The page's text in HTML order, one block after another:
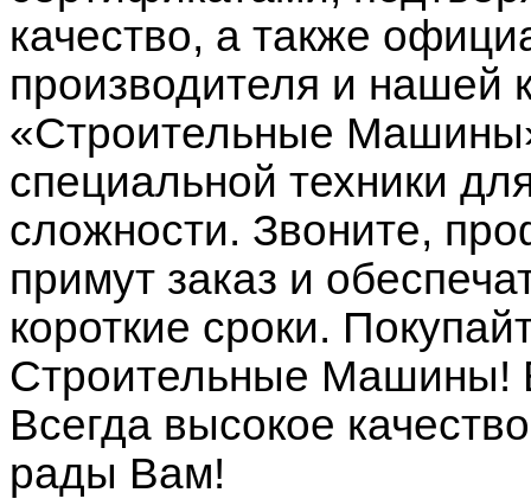
качество, а также
производителя и нашей
«Строительные
специальной техники
сложности. Звоните,
примут заказ и
короткие сроки.
Строительные Машины!
Всегда высокое
рады Вам!